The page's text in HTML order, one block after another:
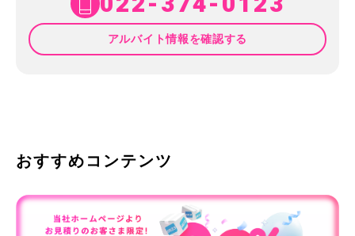
アルバイト情報を確認する
おすすめコンテンツ